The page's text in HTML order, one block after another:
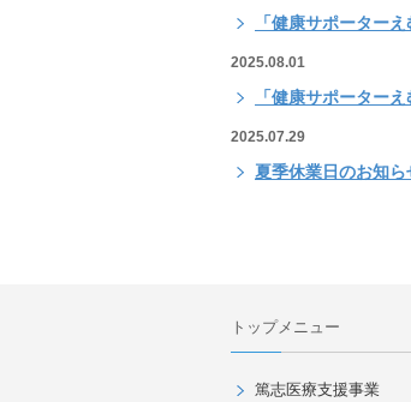
「健康サポーター
2025.08.01
「健康サポーター
2025.07.29
夏季休業日のお知ら
トップメニュー
篤志医療支援事業